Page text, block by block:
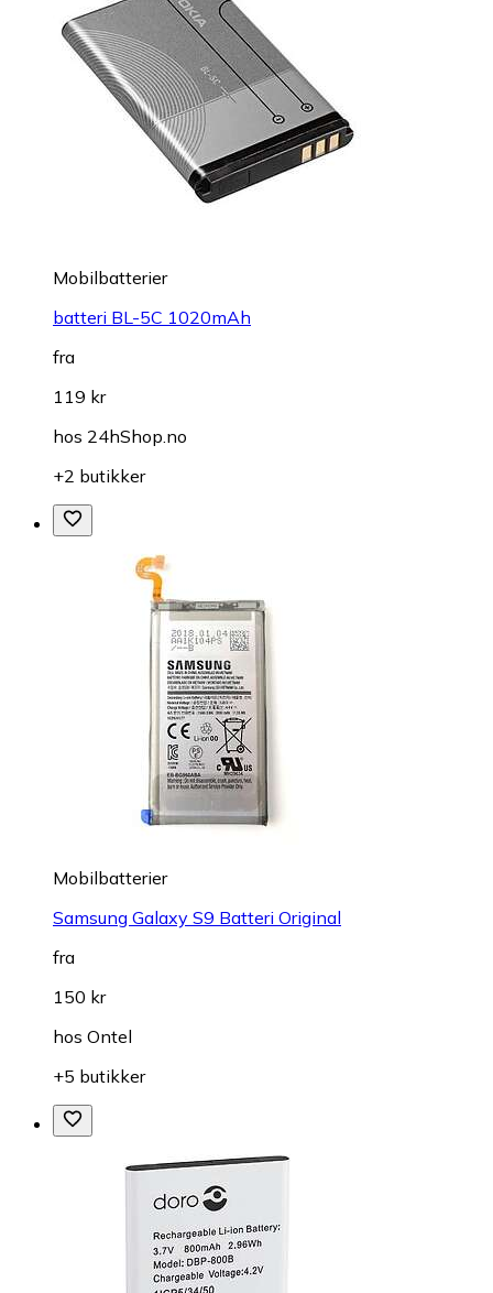
Mobilbatterier
batteri BL-5C 1020mAh
fra
119 kr
hos 24hShop.no
+2 butikker
Mobilbatterier
Samsung Galaxy S9 Batteri Original
fra
150 kr
hos Ontel
+5 butikker